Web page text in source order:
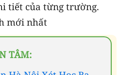
tiết của từng trường.
mới nhất
TÂM: